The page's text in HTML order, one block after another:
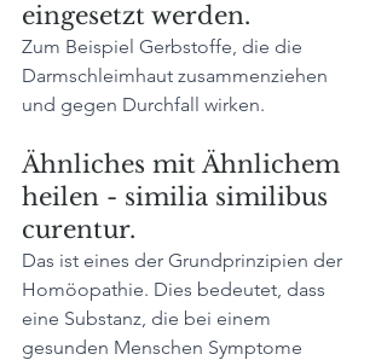
eingesetzt werden.
Zum Beispiel Gerbstoffe, die die
Darmschleimhaut zusammenziehen
und gegen Durchfall wirken.
Ähnliches mit Ähnlichem
heilen - similia similibus
curentur.
Das ist eines der Grundprinzipien der
Homöopathie. Dies bedeutet, dass
eine Substanz, die bei einem
gesunden Menschen Symptome